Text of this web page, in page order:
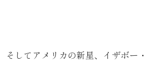
そしてアメリカの新星、イザボー・